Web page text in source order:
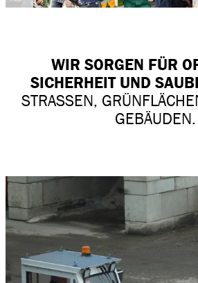
WIR SORGEN FÜR
SICHERHEIT UND
STRASSEN,
EBÄUDEN.